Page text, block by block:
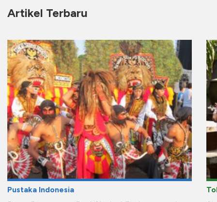
Artikel Terbaru
Pustaka Indonesia